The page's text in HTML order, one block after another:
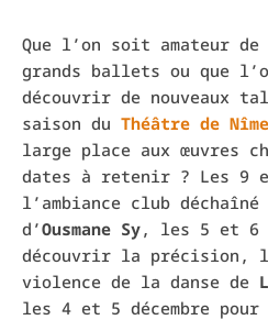
Que l’on soit amateur
grands ballets ou que
découvrir de nouveaux
saison du Théâtre de
large place aux œuvres
dates à retenir ? Les 9
l’ambiance club déchaîné
d’Ousmane Sy, les 5 et 6
découvrir la précision,
violence de la danse de
les 4 et 5 décembre